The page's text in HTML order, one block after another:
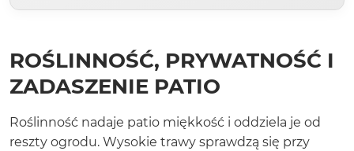
ROŚLINNOŚĆ, PRYWATNOŚĆ I
ZADASZENIE PATIO
Roślinność nadaje patio miękkość i oddziela je od
reszty ogrodu. Wysokie trawy sprawdzą się przy